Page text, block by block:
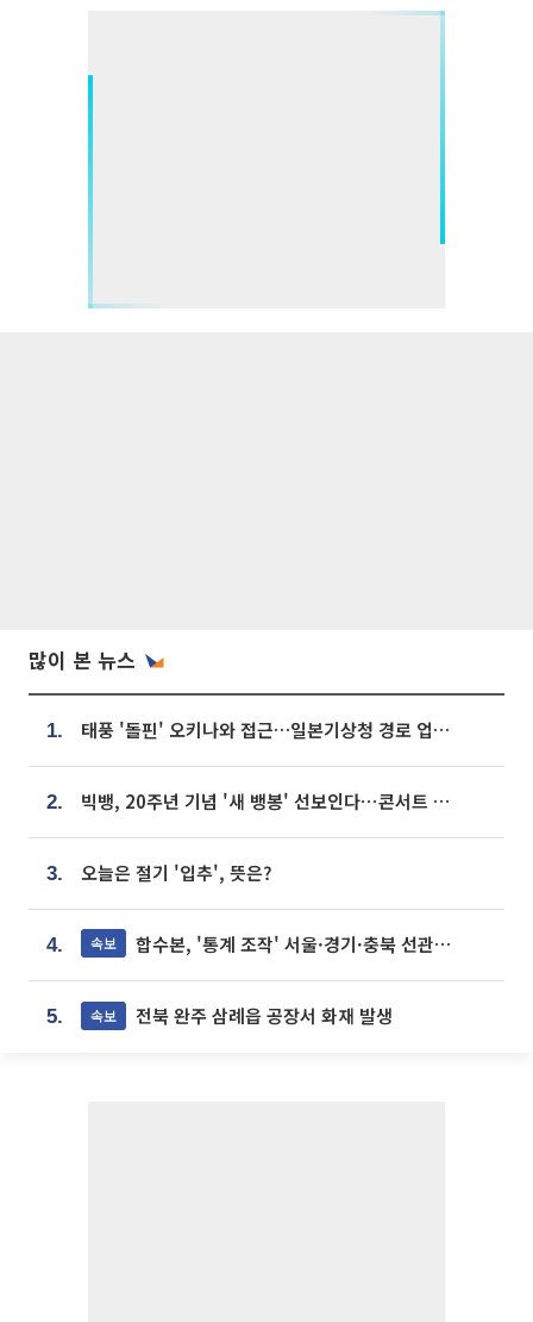
많이 본 뉴스
1. 태풍 '돌핀' 오키나와 접근…일본기상청 경로 업데이트
2. 빅뱅, 20주년 기념 '새 뱅봉' 선보인다⋯콘서트 앞두고 팝업 개최
3. 오늘은 절기 '입추', 뜻은?
4. 속보 합수본, '통계 조작' 서울·경기·충북 선관위 등 추가 압수수색
5. 속보 전북 완주 삼례읍 공장서 화재 발생